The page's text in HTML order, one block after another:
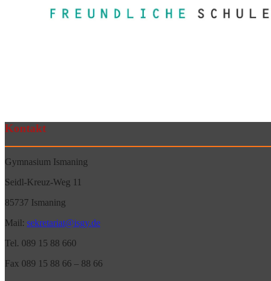
Kontakt
Gymnasium Ismaning
Seidl-Kreuz-Weg 11
85737 Ismaning
Mail: sekretariat@isgy.de
Tel. 089 15 88 660
Fax 089 15 88 66 – 88 66